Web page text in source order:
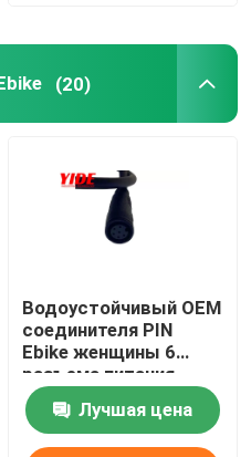
(20)
Водоустойчивый OEM
соединителя PIN
Ebike женщины 6
разъема питания
Ebike
Лучшая цена